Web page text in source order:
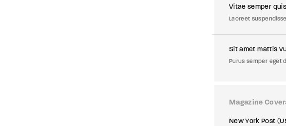
Vitae semper
Laoreet
Sit amet mattis
Purus semper eget
Magazine
New York Post